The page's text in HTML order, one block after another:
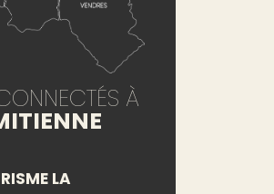
À
LA